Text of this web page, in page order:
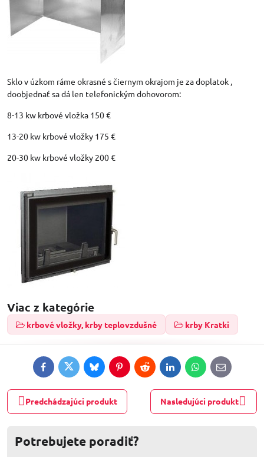
Sklo v úzkom ráme okrasné s čiernym okrajom je za doplatok ,
doobjednať sa dá len telefonickým dohovorom:
8-13 kw krbové vložka 150 €
13-20 kw krbové vložky 175 €
20-30 kw krbové vložky 200 €
Viac z kategórie
krbové vložky, krby teplovzdušné krby Kratki
FacebookTwitterBlueskyPinterestRedditLinkedInWhatsApp
E-
mail
Predchádzajúci produkt Nasledujúci produkt
Potrebujete poradiť?